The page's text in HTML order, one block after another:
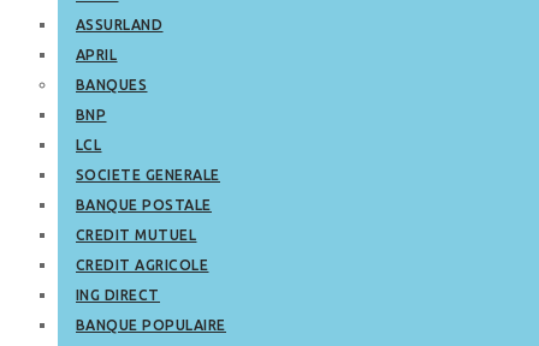
ASSURLAND
APRIL
BANQUES
BNP
LCL
SOCIETE GENERALE
BANQUE POSTALE
CREDIT MUTUEL
CREDIT AGRICOLE
ING DIRECT
BANQUE POPULAIRE